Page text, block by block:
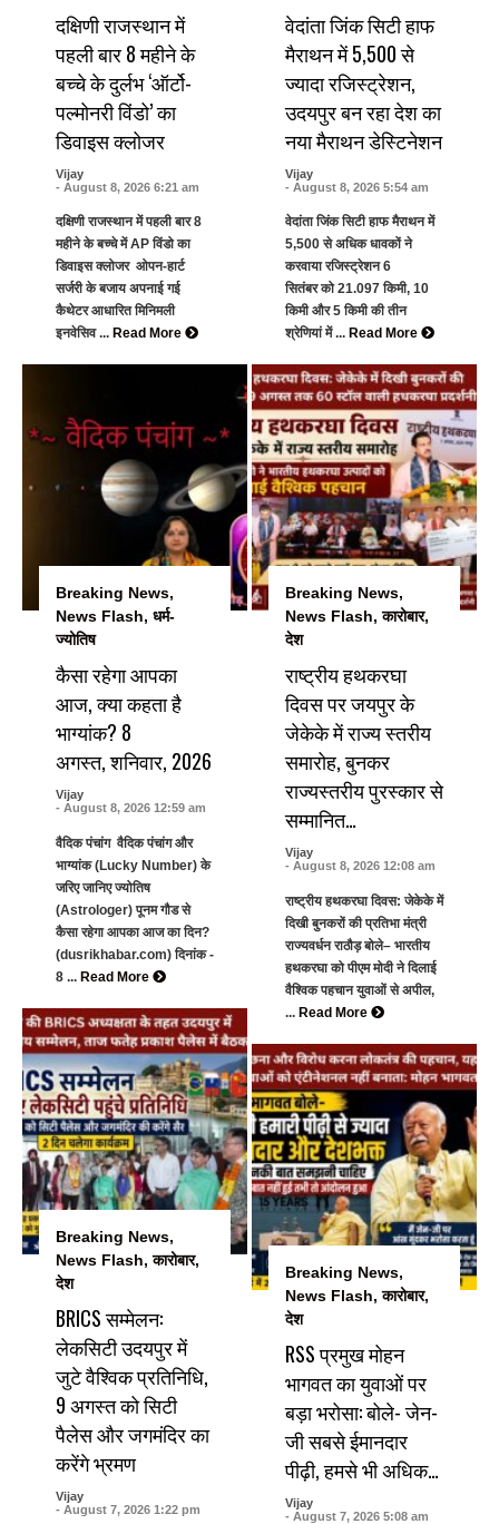
दक्षिणी राजस्थान में
पहली बार 8 महीने के
बच्चे के दुर्लभ ‘ऑर्टो-
पल्मोनरी विंडो’ का
डिवाइस क्लोजर
Vijay
- August 8, 2026 6:21 am
दक्षिणी राजस्थान में पहली बार 8
महीने के बच्चे में AP विंडो का
डिवाइस क्लोजर ओपन-हार्ट
सर्जरी के बजाय अपनाई गई
कैथेटर आधारित मिनिमली
इनवेसिव ... Read More
Breaking News,
News Flash, धर्म-
ज्योतिष
कैसा रहेगा आपका
आज, क्या कहता है
भाग्यांक? 8
अगस्त, शनिवार, 2026
Vijay
- August 8, 2026 12:59 am
वैदिक पंचांग वैदिक पंचांग और
भाग्यांक (Lucky Number) के
जरिए जानिए ज्योतिष
(Astrologer) पूनम गौड से
कैसा रहेगा आपका आज का दिन?
(dusrikhabar.com) दिनांक -
8 ... Read More
Breaking News,
News Flash,कारोबार,
देश
BRICS सम्मेलन:
लेकसिटी उदयपुर में
जुटे वैश्विक प्रतिनिधि,
9 अगस्त को सिटी
पैलेस और जगमंदिर का
करेंगे भ्रमण
Vijay
- August 7, 2026 1:22 pm
वेदांता जिंक सिटी हाफ
मैराथन में 5,500 से
ज्यादा रजिस्ट्रेशन,
उदयपुर बन रहा देश का
नया मैराथन डेस्टिनेशन
Vijay
- August 8, 2026 5:54 am
वेदांता जिंक सिटी हाफ मैराथन में
5,500 से अधिक धावकों ने
करवाया रजिस्ट्रेशन 6
सितंबर को 21.097 किमी, 10
किमी और 5 किमी की तीन
श्रेणियां में ... Read More
Breaking News,
News Flash,कारोबार,
देश
राष्ट्रीय हथकरघा
दिवस पर जयपुर के
जेकेके में राज्य स्तरीय
समारोह, बुनकर
राज्यस्तरीय पुरस्कार से
सम्मानित…
Vijay
- August 8, 2026 12:08 am
राष्ट्रीय हथकरघा दिवस: जेकेके में
दिखी बुनकरों की प्रतिभा मंत्री
राज्यवर्धन राठौड़ बोले– भारतीय
हथकरघा को पीएम मोदी ने दिलाई
वैश्विक पहचान युवाओं से अपील,
... Read More
Breaking News,
News Flash,कारोबार,
देश
RSS प्रमुख मोहन
भागवत का युवाओं पर
बड़ा भरोसा: बोले- जेन-
जी सबसे ईमानदार
पीढ़ी, हमसे भी अधिक…
Vijay
- August 7, 2026 5:08 am